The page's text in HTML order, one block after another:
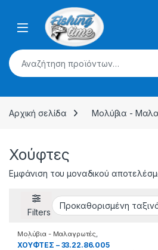
Skip to navigation
Αναζήτηση για:
Αρχική σελίδα Μολύβια -
Χούφτες
Εμφάνιση του μοναδικού
Filters
Μολύβια - Μαλαγρωτές,
Χούφτες
XOYΦTΕΣ – 33.22.86.005